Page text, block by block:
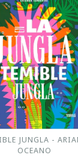
JUNGLA -
OCEANO